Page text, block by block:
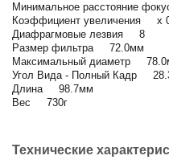
Минимальное расстояние
Коэффициент увеличения x
Диафрагмовые лезвия 8
Размер фильтра 72.0мм
Максимальный диаметр
Угол Вида - Полный Кадр
Длина 98.7мм
Вес 730г
Технические